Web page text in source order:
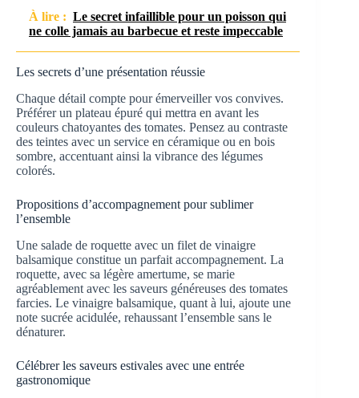
À lire : Le secret infaillible pour un poisson qui
ne colle jamais au barbecue et reste impeccable
Les secrets d’une présentation réussie
Chaque détail compte pour émerveiller vos convives.
Préférer un plateau épuré qui mettra en avant les
couleurs chatoyantes des tomates. Pensez au contraste
des teintes avec un service en céramique ou en bois
sombre, accentuant ainsi la vibrance des légumes
colorés.
Propositions d’accompagnement pour sublimer
l’ensemble
Une salade de roquette avec un filet de vinaigre
balsamique constitue un parfait accompagnement. La
roquette, avec sa légère amertume, se marie
agréablement avec les saveurs généreuses des tomates
farcies. Le vinaigre balsamique, quant à lui, ajoute une
note sucrée acidulée, rehaussant l’ensemble sans le
dénaturer.
Célébrer les saveurs estivales avec une entrée
gastronomique